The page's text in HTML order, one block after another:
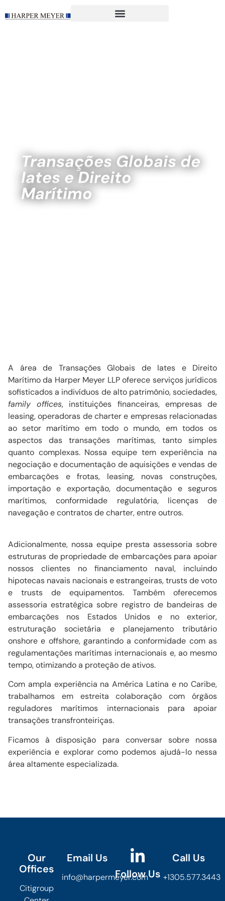
Transações Globais de
Iates e Direito
Marítimo
A área de Transações Globais de Iates e Direito
Marítimo da Harper Meyer LLP oferece serviços jurídicos
sofisticados a indivíduos de alto patrimônio, sociedades,
family offices, instituições financeiras, empresas de
leasing, operadoras de charter e empresas relacionadas
ao setor marítimo em todo o mundo, em todos os
aspectos das transações marítimas, tanto simples
quanto complexas. Nossa equipe tem experiência na
negociação e documentação de aquisições e vendas de
embarcações e frotas, leasing, novas construções,
importação e exportação, documentação e seguros
marítimos, conformidade regulatória, licenças de
navegação e contratos de charter, entre outros.
Adicionalmente, nossa equipe presta assessoria sobre
estruturas de propriedade de embarcações para apoiar
nossos clientes no financiamento naval, incluindo
hipotecas navais nacionais e estrangeiras, trusts de voto
e trusts de equipamentos. Também oferecemos
assessoria estratégica sobre registro de bandeiras de
embarcações nos Estados Unidos e no exterior,
estruturação societária e planejamento tributário
onshore e offshore, garantindo a conformidade com as
regulamentações marítimas internacionais e, ao mesmo
tempo, otimizando a proteção de ativos.
Com ampla experiência na América Latina e no Caribe,
trabalhamos em estreita colaboração com órgãos
reguladores marítimos internacionais para apoiar
transações transfronteiriças.
Ficamos à disposição para conversar sobre nossa
experiência e explorar como podemos ajudá-lo nessa
área altamente especializada.
Our
Offices
Citigroup
Email Us
info@harpermeyer.com
Follow Us
Call Us
+1305.577.3443